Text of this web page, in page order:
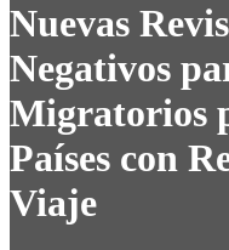
Nuevas
Negativos
Migratorios
Países con
Viaje